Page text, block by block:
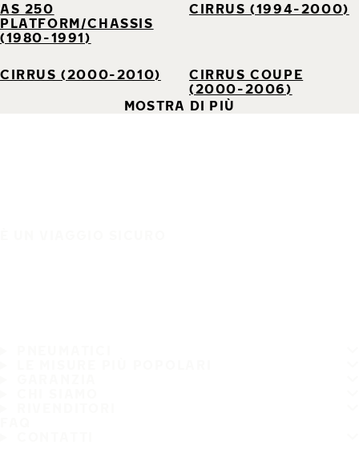
AS 250
PLATFORM/CHASSIS
(1980-1991)
CIRRUS (1994-2000)
CIRRUS (2000-2010)
CIRRUS COUPE
(2000-2006)
MOSTRA DI PIÙ